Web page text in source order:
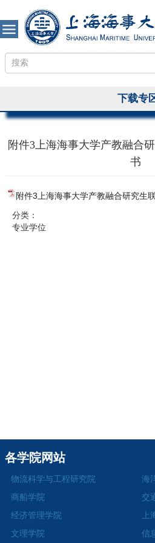
下载专
附件3上海海事大学产教融合
书
附件3上海海事大学产教融合研究生
分类：
专业学位
各学院网站
物流科学与工程研究院
海
商船学院
交
经济管理学院
文理学院
信